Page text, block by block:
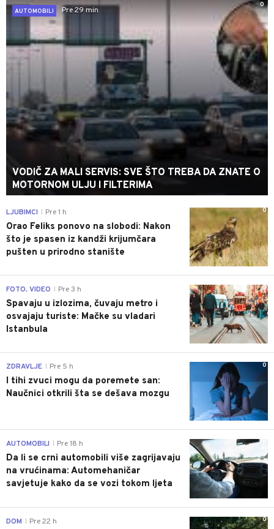
0
AUTOMOBILI
Pre 29 min
VODIČ ZA MALI SERVIS: SVE ŠTO TREBA DA ZNATE O
MOTORNOM ULJU I FILTERIMA
0
LJUBIMCI Pre 1 h
Orao Feliks ponovo na slobodi: Nakon
što je spasen iz kandži krijumčara
pušten u prirodno stanište
0
FOTO, VIDEO Pre 3 h
Spavaju u izlozima, čuvaju metro i
osvajaju turiste: Mačke su vladari
Istanbula
0
ZDRAVLJE Pre 5 h
I tihi zvuci mogu da poremete san:
Naučnici otkrili šta se dešava mozgu
0
AUTOMOBILI Pre 18 h
Da li se crni automobili više zagrijavaju
na vrućinama: Automehaničar
savjetuje kako da se vozi tokom ljeta
0
DOM Pre 22 h